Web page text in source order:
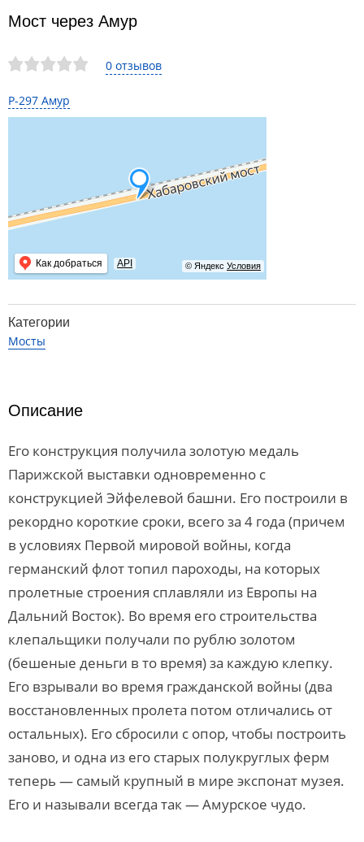
0 отзывов
Р-297 Амур
© Яндекс Условия
Как добраться API
Мост через Амур
Категории
Мосты
Описание
Его конструкция получила золотую медаль
Парижской выставки одновременно с
конструкцией Эйфелевой башни. Его построили в
рекордно короткие сроки, всего за 4 года (причем
в условиях Первой мировой войны, когда
германский флот топил пароходы, на которых
пролетные строения сплавляли из Европы на
Дальний Восток). Во время его строительства
клепальщики получали по рублю золотом
(бешеные деньги в то время) за каждую клепку.
Его взрывали во время гражданской войны (два
восстановленных пролета потом отличались от
остальных). Его сбросили с опор, чтобы построить
заново, и одна из его старых полукруглых ферм
теперь — самый крупный в мире экспонат музея.
Его и называли всегда так — Амурское чудо.